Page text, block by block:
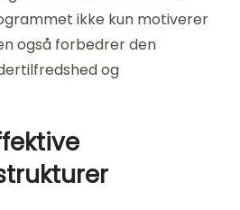
ikke kun motiverer
også forbedrer den
og